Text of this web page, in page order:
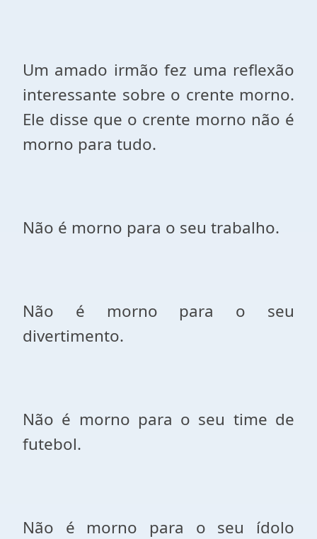
Um amado irmão fez uma reflexão
interessante sobre o crente morno.
Ele disse que o crente morno não é
morno para tudo.
Não é morno para o seu trabalho.
Não é morno para o seu
divertimento.
Não é morno para o seu time de
futebol.
Não é morno para o seu ídolo